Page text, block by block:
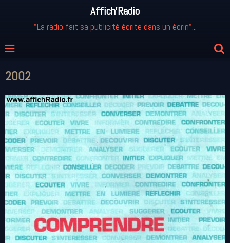
Affich'Radio
"La radio fait sa publicité écrite dans un écrin"...
2002